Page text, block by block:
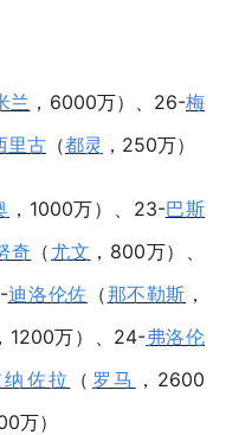
兰 ，6000万） 、26-梅
里古（都灵 ，250万）
，1000万）、23-巴斯
奇 （ 尤文 ，800万）、
迪洛伦佐 （那不勒斯 ，
，1200万）、24-弗洛伦
佐拉 （ 罗马 ，2600
万）